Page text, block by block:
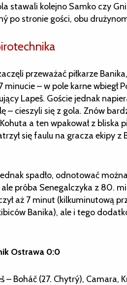
stawali kolejno Samko czy
po stronie gości, obu
przeważać piłkarze
– w pole karne wbiegł
Lapeš. Goście jednak
– cieszyli się z gola. Znów
a ten wpakował z bliska
się faulu na gracza ekipy
spadło, odnotować
próba Senegalczyka z 80.
aż 7 minut (kilkuminutową
Banika), ale i tego
Ostrawa 0:0
– Boháč (27. Chytrý), Camara,